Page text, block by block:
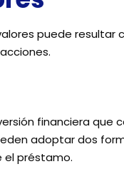
puede
financiera
adoptar dos
el préstamo.